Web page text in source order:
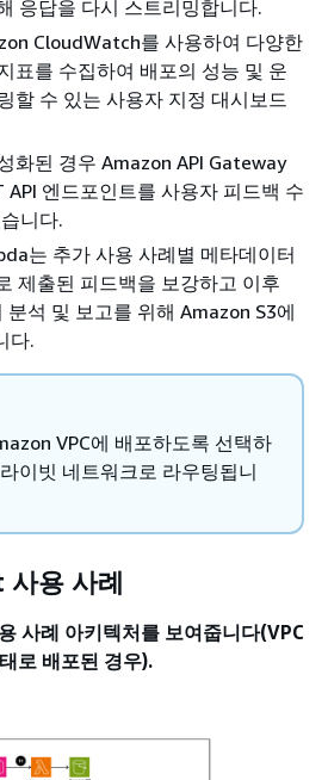
응답을 다시 스트리밍합니다.
CloudWatch를 사용하여 다양한
표를 수집하여 배포의 성능 및 운
할 수 있는 사용자 지정 대시보드
화된 경우 Amazon API Gateway
API 엔드포인트를 사용자 피드백 수
니다.
는 추가 사용 사례별 메타데이터
제출된 피드백을 보강하고 이후
석 및 보고를 위해 Amazon S3에
다.
VPC에 배포하도록 선택하
이빗 네트워크로 라우팅됩니
용 사례
사례 아키텍처를 보여줍니다(VPC
로 배포된 경우).